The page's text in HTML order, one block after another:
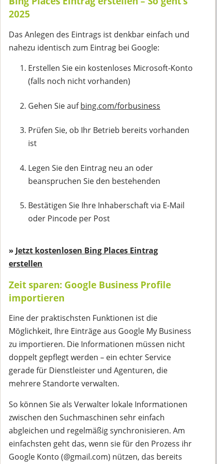
2025
Das Anlegen des Eintrags ist denkbar einfach und
nahezu identisch zum Eintrag bei Google:
Erstellen Sie ein kostenloses Microsoft-Konto
(falls noch nicht vorhanden)
Gehen Sie aufbing.com/forbusiness
Prüfen Sie, ob Ihr Betrieb bereits vorhanden
ist
Legen Sie den Eintrag neu an oder
beanspruchen Sie den bestehenden
Bestätigen Sie Ihre Inhaberschaft via E-Mail
oder Pincode per Post
» Jetzt kostenlosen Bing Places Eintrag
erstellen
Zeit sparen: Google Business Profile
importieren
Eine der praktischsten Funktionen ist die
Möglichkeit, Ihre Einträge aus Google My Business
zu importieren. Die Informationen müssen nicht
doppelt gepflegt werden – ein echter Service
gerade für Dienstleister und Agenturen, die
mehrere Standorte verwalten.
So können Sie als Verwalter lokale Informationen
zwischen den Suchmaschinen sehr einfach
abgleichen und regelmäßig synchronisieren. Am
einfachsten geht das, wenn sie für den Prozess ihr
Google Konto (@gmail.com) nützen, das bereits